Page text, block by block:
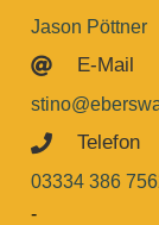
Jason Pöttner
 E-Mail
 Telefon
03334 386
-